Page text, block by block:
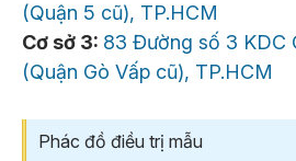
(Quận 5 cũ), TP.HCM
Cơ sở 3: 83 Đường số 3 KDC
(Quận Gò Vấp cũ), TP.HCM
Phác đồ điều trị mẫu